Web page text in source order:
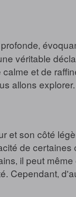
véritable
et de
allons explorer.
et son côté
de certaines
il peut
Cependant‚